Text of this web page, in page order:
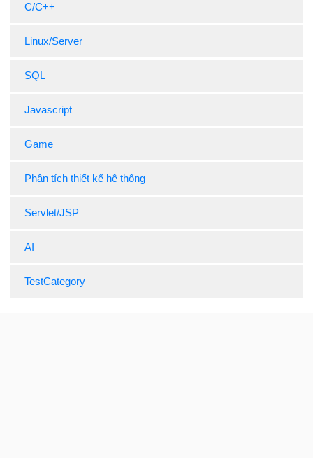
C/C++
Linux/Server
SQL
Javascript
Game
Phân tích thiết kế hệ thống
Servlet/JSP
AI
TestCategory